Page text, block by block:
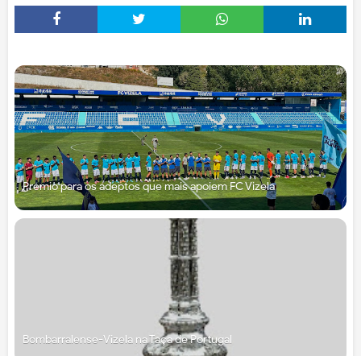
Prémio para os adeptos que mais apoiem FC Vizela
Bombarralense-Vizela na Taça de Portugal